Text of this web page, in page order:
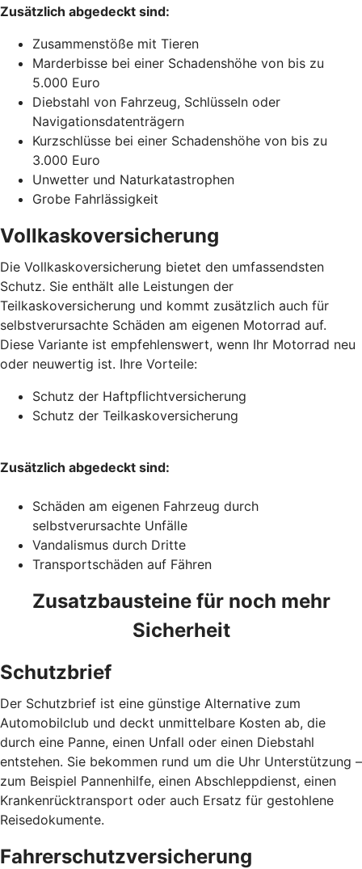
Zusätzlich abgedeckt sind:
Zusammenstöße mit Tieren
Marderbisse bei einer Schadenshöhe von bis zu
5.000 Euro
Diebstahl von Fahrzeug, Schlüsseln oder
Navigationsdatenträgern
Kurzschlüsse bei einer Schadenshöhe von bis zu
3.000 Euro
Unwetter und Naturkatastrophen
Grobe Fahrlässigkeit
Vollkaskoversicherung
Die Vollkaskoversicherung bietet den umfassendsten
Schutz. Sie enthält alle Leistungen der
Teilkaskoversicherung und kommt zusätzlich auch für
selbstverursachte Schäden am eigenen Motorrad auf.
Diese Variante ist empfehlenswert, wenn Ihr Motorrad neu
oder neuwertig ist. Ihre Vorteile:
Schutz der Haftpflichtversicherung
Schutz der Teilkaskoversicherung
Zusätzlich abgedeckt sind:
Schäden am eigenen Fahrzeug durch
selbstverursachte Unfälle
Vandalismus durch Dritte
Transportschäden auf Fähren
Zusatzbausteine für noch mehr
Sicherheit
Schutzbrief
Der Schutzbrief ist eine günstige Alternative zum
Automobilclub und deckt unmittelbare Kosten ab, die
durch eine Panne, einen Unfall oder einen Diebstahl
entstehen. Sie bekommen rund um die Uhr Unterstützung –
zum Beispiel Pannenhilfe, einen Abschleppdienst, einen
Krankenrücktransport oder auch Ersatz für gestohlene
Reisedokumente.
Fahrerschutzversicherung